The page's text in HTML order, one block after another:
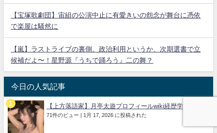
【宝塚歌劇団】宙組の公演中止に有愛きいの怨念が舞台に憑依
で楽屋は騒然に
【嵐】ラストライブの裏側。政治利用というか、次期選書で立
候補だよ〜！星野源『うちで踊ろう』二の舞？
今日の人気記事
【上方落語家】月亭太遊プロフィールwiki経歴学歴...
71件のビュー | 1月 17, 2026 に投稿された